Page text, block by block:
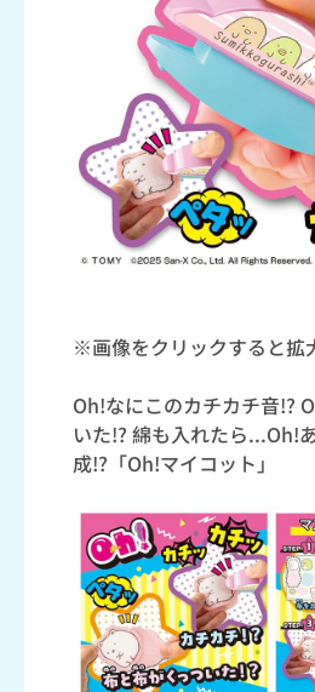
※画像をクリックすると拡
Oh!なにこのカチカチ音!?
いた!? 綿も入れたら...Oh!
成!?「Oh!マイコット」